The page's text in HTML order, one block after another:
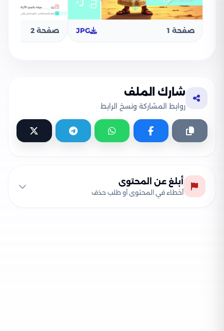
صفحة 1 JPG صفحة 2
شارك الملف
روابط المشاركة ونسخ الرابط
أبلغ عن المحتوى
أخطاء في المحتوى أو طلب حذف